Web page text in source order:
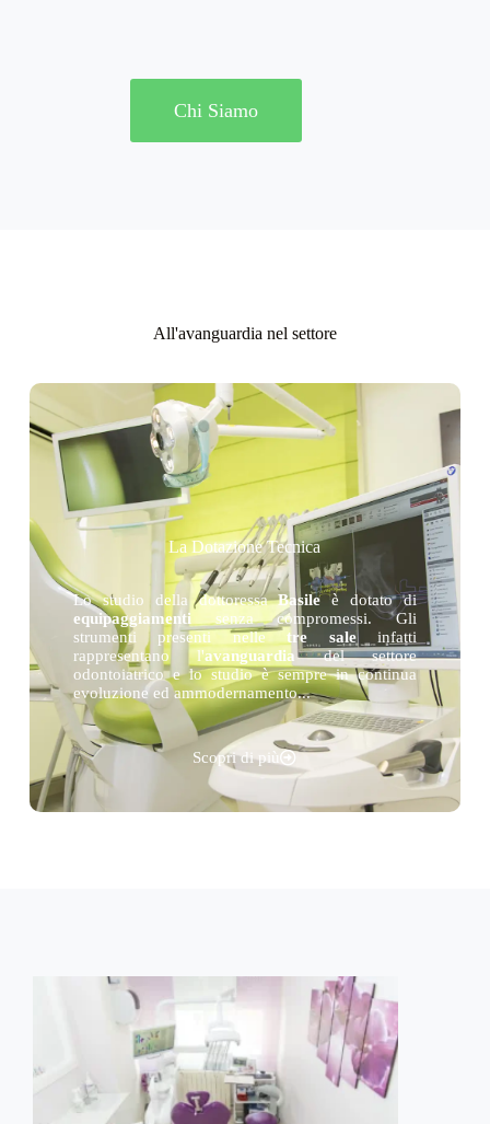
Chi Siamo
All'avanguardia nel settore
La Dotazione Tecnica
Lo studio della dottoressaBasileè dotato di
equipaggiamenti senza compromessi. Gli
strumenti presenti nelletre saleinfatti
rappresentano l'avanguardiadel settore
odontoiatrico e lo studio è sempre in continua
evoluzione ed ammodernamento...
Scopri di più